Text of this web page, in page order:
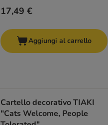
17,49 €
Aggiungi al carrello
Cartello decorativo TIAKI
"Cats Welcome, People